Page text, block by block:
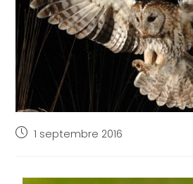
1 septembre 2016